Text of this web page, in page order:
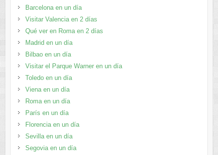
Barcelona en un día
Visitar Valencia en 2 días
Qué ver en Roma en 2 días
Madrid en un día
Bilbao en un día
Visitar el Parque Warner en un día
Toledo en un día
Viena en un día
Roma en un día
París en un día
Florencia en un día
Sevilla en un día
Segovia en un día